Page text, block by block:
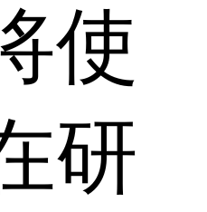
使
研